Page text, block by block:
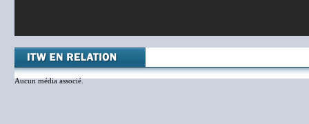
Aucun média associé.